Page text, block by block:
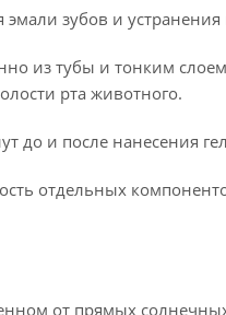
зубов и
из тубы и тонким
рта животного.
до и после нанесения
отдельных
от прямых